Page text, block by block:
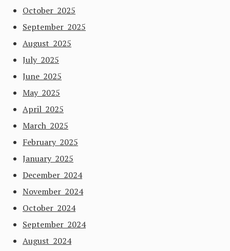
October 2025
September 2025
August 2025
July 2025
June 2025
May 2025
April 2025
March 2025
February 2025
January 2025
December 2024
November 2024
October 2024
September 2024
August 2024